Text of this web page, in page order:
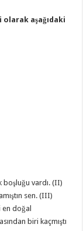
aşağıdaki
boşluğu vardı. (II)
sen. (III)
doğal
biri kaçmıştı